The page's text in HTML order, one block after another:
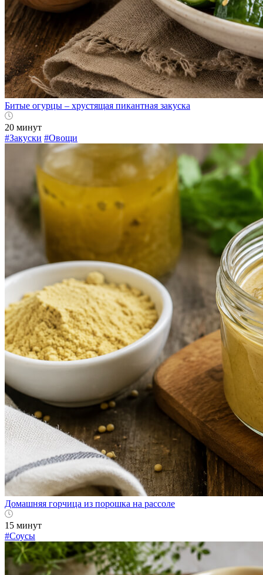
Битые огурцы – хрустящая пикантная закуска
20 минут
#Закуски #Овощи
Домашняя горчица из порошка на рассоле
15 минут
#Соусы